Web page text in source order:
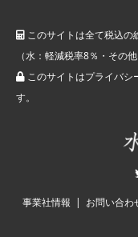
このサイトは全て税込の
（水：軽減税率8％・その他
このサイトはプライバシ
す。
Instagram
事業社情報 お問い合わ